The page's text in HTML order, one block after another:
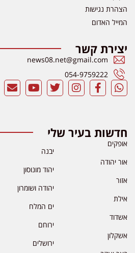
הצהרת נגישות
המייל האדום
יצירת קשר
news08.net@gmail.com
054-9759222
חדשות בעיר שלי
אופקים
אור יהודה
אזור
אילת
אשדוד
אשקלון
יבנה
יהוד מונוסון
יהודה ושומרון
ים המלח
ירוחם
ירושלים